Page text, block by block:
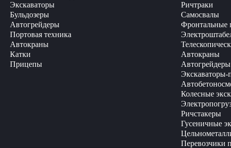
Экскаваторы
Бульдозеры
Автогрейдеры
Портовая техника
Автокраны
Катки
Прицепы
Ричтраки
Самосвалы
Фронтальные
Автокраны
Автогрейдеры
Экскаваторы-
Колесные
Ричстакеры
Гусеничные
Перевозчики